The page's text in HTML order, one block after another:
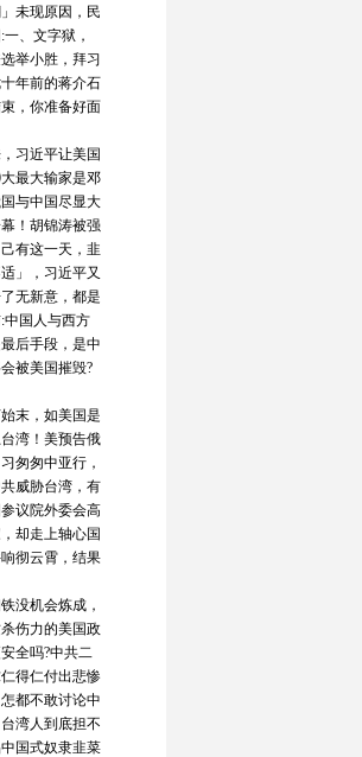
未现原因，民
、文字狱，
举小胜，拜习
年前的蒋介石
，你准备好面
习近平让美国
最大输家是邓
与中国尽显大
！胡锦涛被强
有这一天，韭
」，习近平又
无新意，都是
中国人与西方
后手段，是中
被美国摧毁?
末，如美国是
湾！美预告俄
匆匆中亚行，
威胁台湾，有
议院外委会高
却走上轴心国
彻云霄，结果
没机会炼成，
伤力的美国政
全吗?中共二
得仁付出悲惨
都不敢讨论中
湾人到底担不
国式奴隶韭菜